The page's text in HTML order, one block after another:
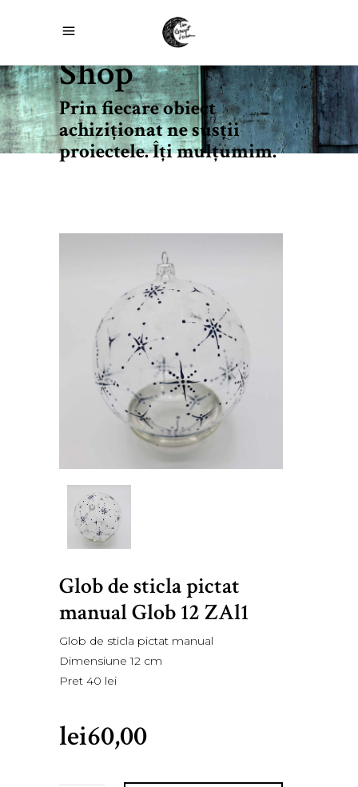
Shop
Prin fiecare obiect
achiziţionat ne susţii
proiectele. Îţi mulţumim.
Glob de sticla pictat
manual Glob 12 ZAl1
Glob de sticla pictat manual
Dimensiune 12 cm
Pret 40 lei
lei60,00